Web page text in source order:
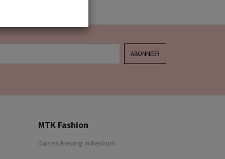
ABONNEER
MTK Fashion
Dames kleding in Renkum